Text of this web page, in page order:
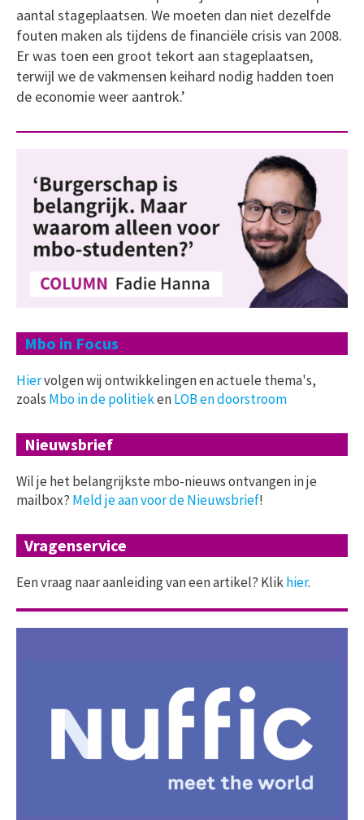
aantal stageplaatsen. We moeten dan niet dezelfde
fouten maken als tijdens de financiële crisis van 2008.
Er was toen een groot tekort aan stageplaatsen,
terwijl we de vakmensen keihard nodig hadden toen
de economie weer aantrok.’
Mbo in Focus
Hiervolgen wij ontwikkelingen en actuele thema's,
zoals Mbo in de politiekenLOB en doorstroom
Nieuwsbrief
Wil je het belangrijkste mbo-nieuws ontvangen in je
mailbox? Meld je aan voor de Nieuwsbrief!
Vragenservice
Een vraag naar aanleiding van een artikel? Klikhier.